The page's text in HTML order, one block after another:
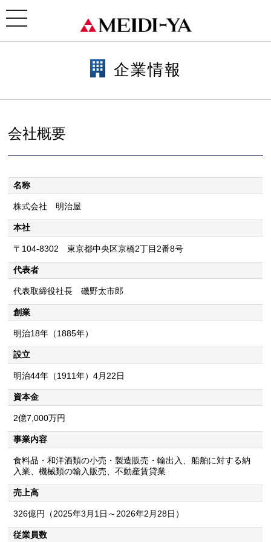
toggle
navigation
企業情報
会社概要
名称
株式会社 明治屋
本社
〒104-8302 東京都中央区京橋2丁目2番8号
代表者
代表取締役社長 磯野太市郎
創業
明治18年（1885年）
設立
明治44年（1911年）4月22日
資本金
2億7,000万円
事業内容
食料品・和洋酒類の小売・製造販売・輸出入、船舶に対する納
入業、機械類の輸入販売、不動産賃貸業
売上高
326億円（2025年3月1日～2026年2月28日）
従業員数